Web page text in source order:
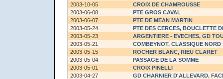
2003-10-05
CROIX DE CHAMROUSSE
2003-06-08
PTE GROS CAVAL
2003-06-07
PTE DE MEAN MARTIN
2003-05-24
PTE DES CERCES, BOUCLETTE
2003-05-23
ARGENTIERE - EVECHES, GD
2003-05-21
COMBEYNOT, CLASSIQUE NORD
2003-05-15
ROCHER BLANC, RIEU CLARET
2003-05-04
PASSAGE DE LA SOMME
2003-05-01
CROIX PINELLI
2003-04-27
GD CHARNIER D'ALLEVARD,